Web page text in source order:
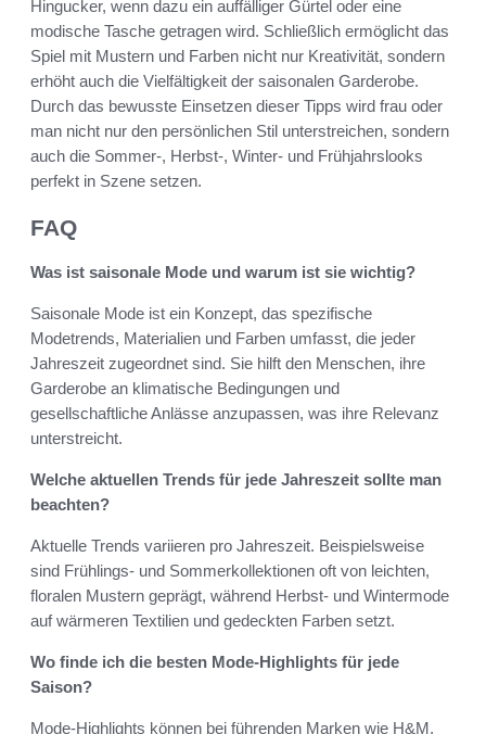
Hingucker, wenn dazu ein auffälliger Gürtel oder eine
modische Tasche getragen wird. Schließlich ermöglicht das
Spiel mit Mustern und Farben nicht nur Kreativität, sondern
erhöht auch die Vielfältigkeit der saisonalen Garderobe.
Durch das bewusste Einsetzen dieser Tipps wird frau oder
man nicht nur den persönlichen Stil unterstreichen, sondern
auch die Sommer-, Herbst-, Winter- und Frühjahrslooks
perfekt in Szene setzen.
FAQ
Was ist saisonale Mode und warum ist sie wichtig?
Saisonale Mode ist ein Konzept, das spezifische
Modetrends, Materialien und Farben umfasst, die jeder
Jahreszeit zugeordnet sind. Sie hilft den Menschen, ihre
Garderobe an klimatische Bedingungen und
gesellschaftliche Anlässe anzupassen, was ihre Relevanz
unterstreicht.
Welche aktuellen Trends für jede Jahreszeit sollte man
beachten?
Aktuelle Trends variieren pro Jahreszeit. Beispielsweise
sind Frühlings- und Sommerkollektionen oft von leichten,
floralen Mustern geprägt, während Herbst- und Wintermode
auf wärmeren Textilien und gedeckten Farben setzt.
Wo finde ich die besten Mode-Highlights für jede
Saison?
Mode-Highlights können bei führenden Marken wie H&M,